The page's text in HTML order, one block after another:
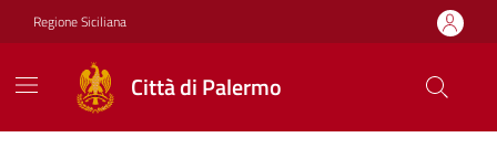
Vai ai contenuti
Vai al footer
Regione Siciliana
Città di Palermo